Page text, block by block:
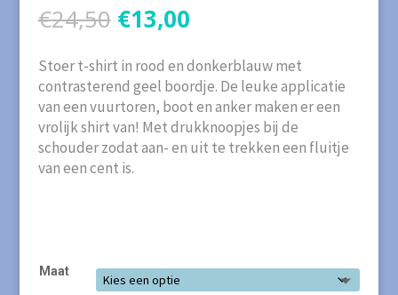
€24,50 Oorspronkelijke
prijs
was:
€24,50.
€13,00Huidige
is:
€13,00.
Stoer t-shirt in rood en donkerblauw met
contrasterend geel boordje. De leuke applicatie
van een vuurtoren, boot en anker maken er een
vrolijk shirt van! Met drukknoopjes bij de
schouder zodat aan- en uit te trekken een fluitje
van een cent is.
Maat